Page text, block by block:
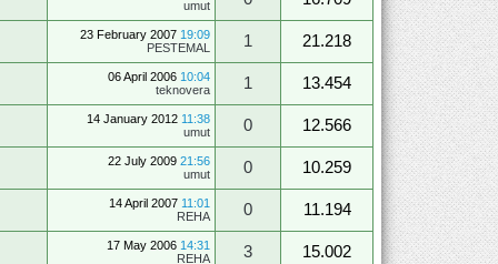
umut
23 February 2007 19:09
PESTEMAL
1 21.218
06 April 2006 10:04
teknovera
1 13.454
14 January 2012 11:38
umut
0 12.566
22 July 2009 21:56
umut
0 10.259
14 April 2007 11:01
REHA
0 11.194
17 May 2006 14:31
REHA
3 15.002